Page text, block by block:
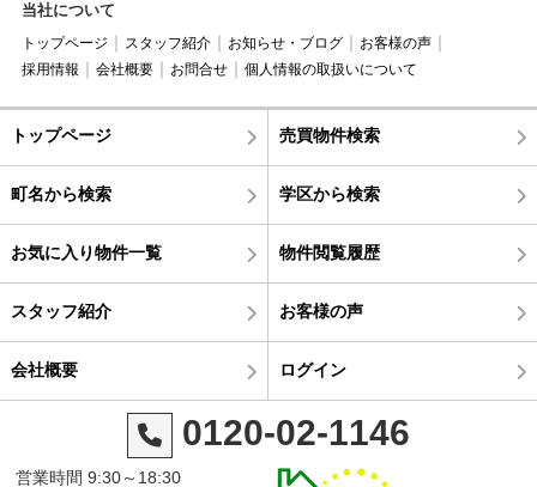
当社について
トップページ スタッフ紹介 お知らせ・ブログ
お客様の声
採用情報
会社概要 お問合せ 個人情報の取扱いについて
トップページ 売買物件検索
町名から検索 学区から検索
お気に入り物件一覧 物件閲覧履歴
スタッフ紹介 お客様の声
会社概要 ログイン
0120-02-1146
営業時間 9:30～18:30